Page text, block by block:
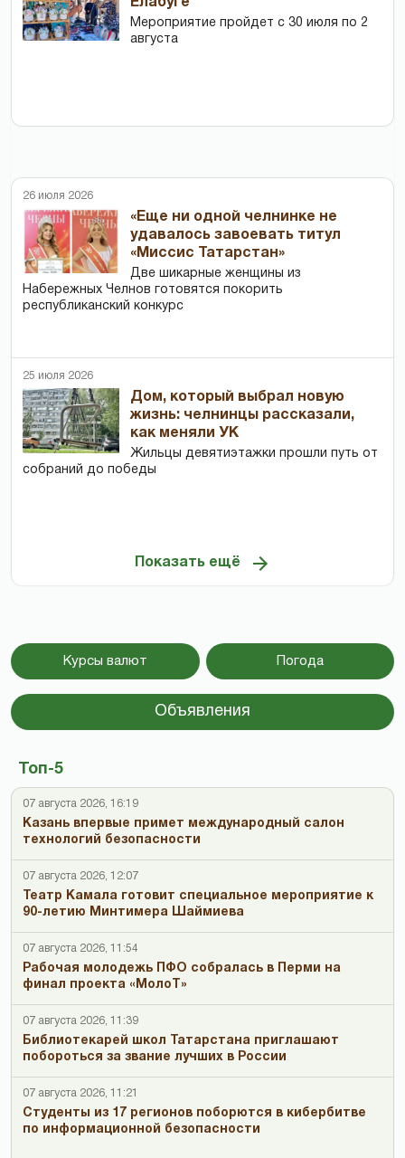
Елабуге
Мероприятие пройдет с 30 июля по 2
августа
26 июля 2026
«Еще ни одной челнинке не
удавалось завоевать титул
«Миссис Татарстан»
Две шикарные женщины из
Набережных Челнов готовятся покорить
республиканский конкурс
25 июля 2026
Дом, который выбрал новую
жизнь: челнинцы рассказали,
как меняли УК
Жильцы девятиэтажки прошли путь от
собраний до победы
Показать ещё
Курсы валют Погода
Объявления
Топ-5
07 августа 2026, 16:19
Казань впервые примет международный салон
технологий безопасности
07 августа 2026, 12:07
Театр Камала готовит специальное мероприятие к
90-летию Минтимера Шаймиева
07 августа 2026, 11:54
Рабочая молодежь ПФО собралась в Перми на
финал проекта «МолоТ»
07 августа 2026, 11:39
Библиотекарей школ Татарстана приглашают
побороться за звание лучших в России
07 августа 2026, 11:21
Студенты из 17 регионов поборются в кибербитве
по информационной безопасности